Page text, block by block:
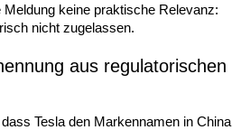
keine praktische Relevanz:
nicht zugelassen.
aus regulatorischen
Tesla den Markennamen in China